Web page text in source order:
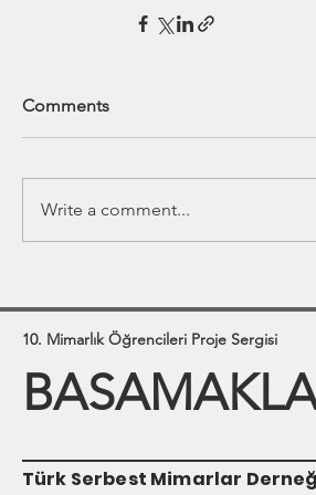
Comments
Write a comment...
10. Mimarlık Öğrencileri Proje Sergisi
Türk Serbest Mimarlar